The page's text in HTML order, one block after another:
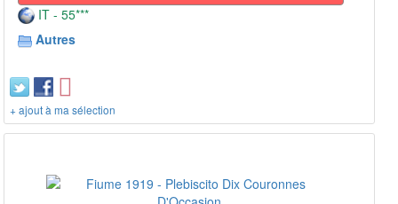
IT - 55***
Autres
+ ajout à ma sélection